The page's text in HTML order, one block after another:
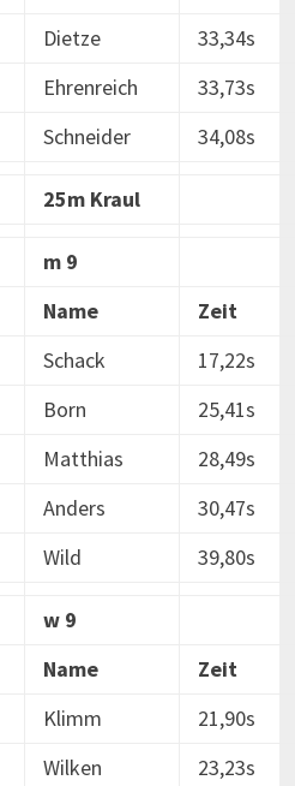
Dietze
33,34s
Ehrenreich
33,73s
Schneider 34,08s
25m Kraul
m 9
Name
Zeit
Schack
17,22s
Born
25,41s
Matthias
28,49s
Anders
30,47s
Wild 39,80s
w 9
Name
Zeit
Klimm
21,90s
Wilken 23,23s